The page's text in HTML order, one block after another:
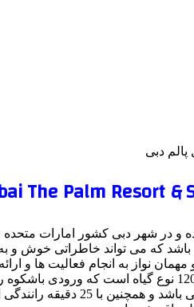
دبی
که می تواند خاطراتی خوش و به
نواز به انجام فعالیت ها و